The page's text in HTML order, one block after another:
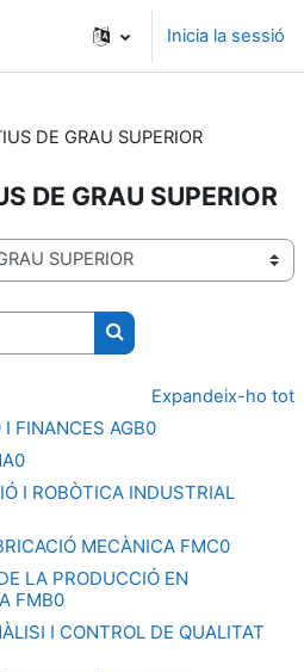
Inicia la sessió
DE GRAU SUPERIOR
DE GRAU SUPERIOR
Cerca cursos
Expandeix-ho tot
FINANCES AGB0
I ROBÒTICA INDUSTRIAL
MECÀNICA FMC0
LA PRODUCCIÓ EN
FMB0
I CONTROL DE QUALITAT